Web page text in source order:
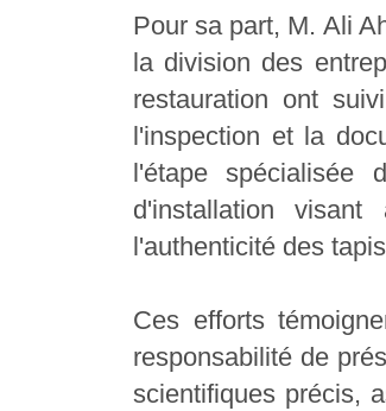
Pour sa part, M. Ali
la division des
restauration ont
l'inspection et la
l'étape spécialisée
d'installation
l'authenticité des
Ces efforts
responsabilité de
scientifiques précis,